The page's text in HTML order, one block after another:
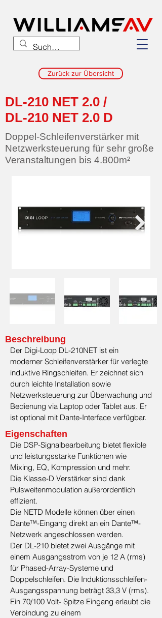
Zurück zur Übersicht
DL-210 NET 2.0 /
DL-210 NET 2.0 D
Doppel-Schleifenverstärker mit
Netzwerksteuerung für sehr große
Veranstaltungen bis 4.800m²
Beschreibung
Der Digi-Loop DL-210NET ist ein
moderner Schleifenverstärker für verlegte
induktive Ringschleifen. Er zeichnet sich
durch leichte Installation sowie
Netzwerksteuerung zur Überwachung und
Bedienung via Laptop oder Tablet aus. Er
ist optional mit Dante-Interface verfügbar.
Eigenschaften
Die DSP-Signalbearbeitung bietet flexible
und leistungsstarke Funktionen wie
Mixing, EQ, Kompression und mehr.
Die Klasse-D Verstärker sind dank
Pulsweitenmodulation außerordentlich
effizient.
Die NETD Modelle können über einen
Dante™-Eingang direkt an ein Dante™-
Netzwerk angeschlossen werden.
Der DL-210 bietet zwei Ausgänge mit
einem Ausgangsstrom von je 12 A (rms)
für Phased-Array-Systeme und
Doppelschleifen. Die Induktionsschleifen-
Ausgangsspannung beträgt 33,3 V (rms).
Ein 70/100 Volt- Spitze Eingang erlaubt die
Verbindung zu einem